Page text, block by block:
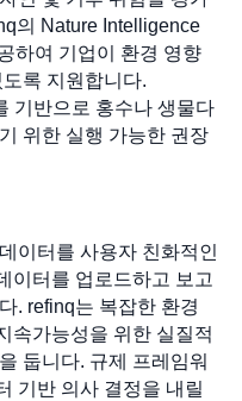
의 Nature Intelligence
하여 기업이 환경 영향
록 지원합니다.
기반으로 홍수나 생물다
위한 실행 가능한 권장
이터를 사용자 친화적인
이터를 업로드하고 보고
. refinq는 복잡한 환경
속가능성을 위한 실질적
둡니다. 규제 프레임워
기반 의사 결정을 내릴